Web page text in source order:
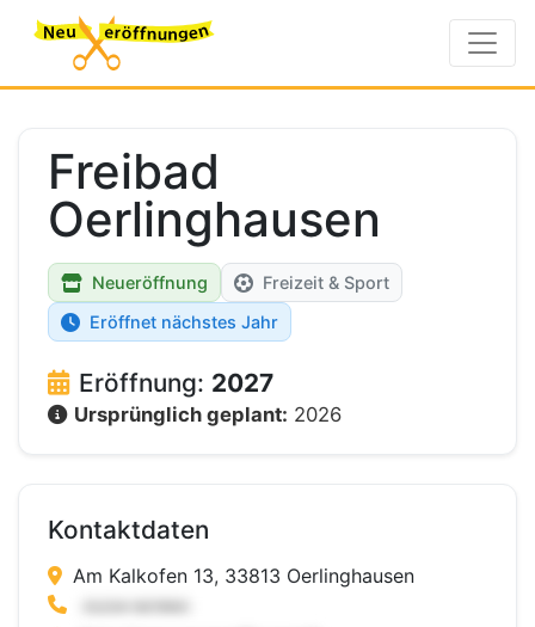
Freibad
Oerlinghausen
Neueröffnung
Freizeit & Sport
Eröffnet nächstes Jahr
Eröffnung: 2027
Ursprünglich geplant: 2026
Kontaktdaten
Am Kalkofen 13, 33813 Oerlinghausen